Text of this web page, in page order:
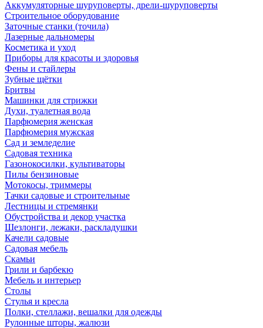
Аккумуляторные шуруповерты, дрели-шуруповерты
Строительное оборудование
Заточные станки (точила)
Лазерные дальномеры
Косметика и уход
Приборы для красоты и здоровья
Фены и стайлеры
Зубные щётки
Бритвы
Машинки для стрижки
Духи, туалетная вода
Парфюмерия женская
Парфюмерия мужская
Сад и земледелие
Садовая техника
Газонокосилки, культиваторы
Пилы бензиновые
Мотокосы, триммеры
Тачки садовые и строительные
Лестницы и стремянки
Обустройства и декор участка
Шезлонги, лежаки, раскладушки
Качели садовые
Садовая мебель
Скамьи
Грили и барбекю
Мебель и интерьер
Столы
Стулья и кресла
Полки, стеллажи, вешалки для одежды
Рулонные шторы, жалюзи